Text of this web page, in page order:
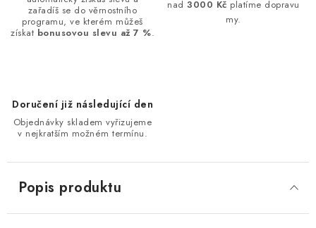
zařadíš se do věrnostního
programu, ve kterém můžeš
získat bonusovou slevu až 7 %.
nad3000 Kč platíme dopravu
my.
Doručení již následující den
Objednávky skladem vyřizujeme
v nejkratším možném termínu.
Popis produktu